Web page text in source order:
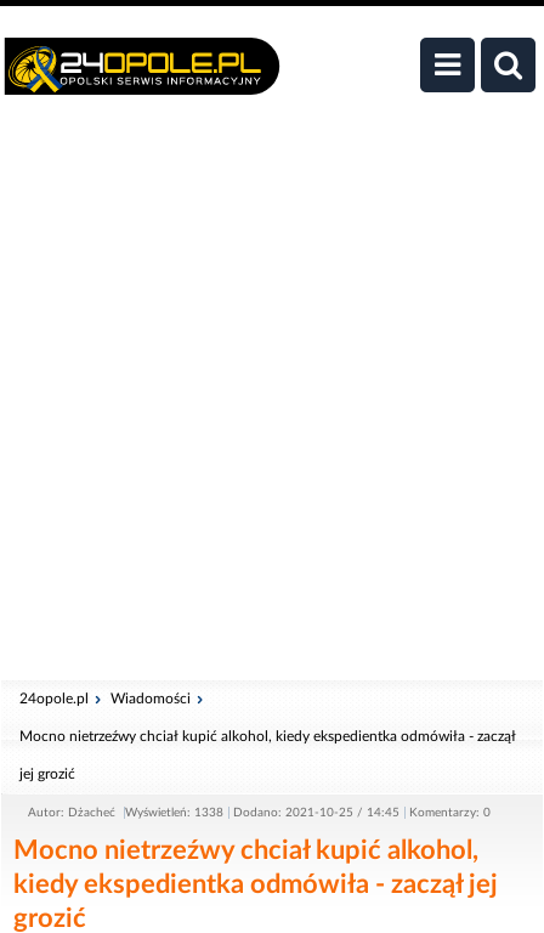
24opole.pl Wiadomości
Mocno nietrzeźwy chciał kupić alkohol, kiedy ekspedientka odmówiła - zaczął
jej grozić
Autor: Dżacheć Wyświetleń: 1338 Dodano: 2021-10-25 / 14:45 Komentarzy: 0
Mocno nietrzeźwy chciał kupić alkohol,
kiedy ekspedientka odmówiła - zaczął jej
grozić